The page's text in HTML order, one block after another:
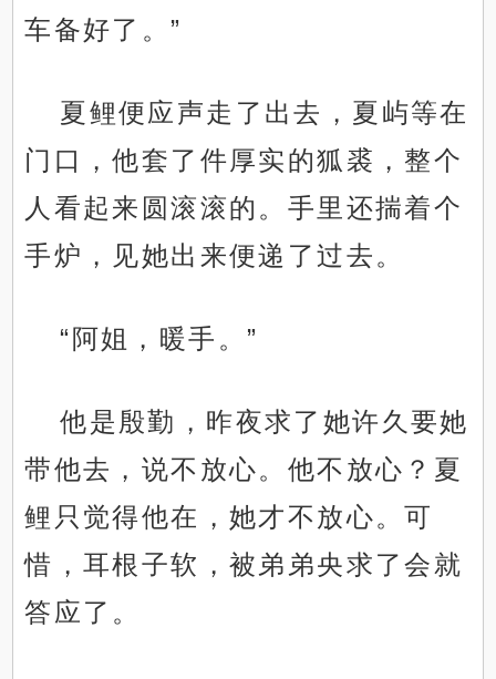
车备好了。”
夏鲤便应声走了出去，夏屿等在
门口，他套了件厚实的狐裘，整个
人看起来圆滚滚的。手里还揣着个
手炉，见她出来便递了过去。
“阿姐，暖手。”
他是殷勤，昨夜求了她许久要她
带他去，说不放心。他不放心？夏
鲤只觉得他在，她才不放心。可
惜，耳根子软，被弟弟央求了会就
答应了。